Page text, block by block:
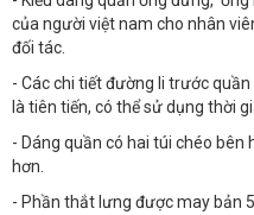
của người việt nam cho nhân
đối tác.
- Các chi tiết đường li trước
là tiên tiến, có thể sử dụng thời
- Dáng quần có hai túi chéo
hơn.
- Phần thắt lưng được may bản